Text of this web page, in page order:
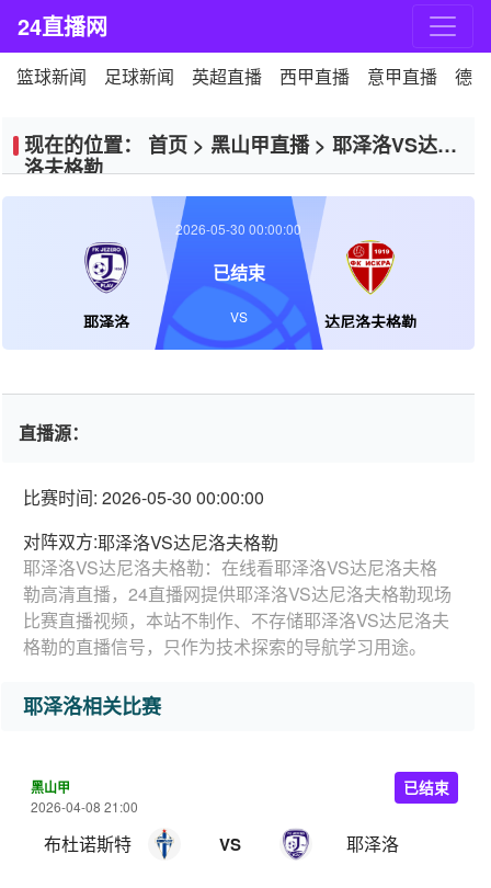
24直播网
篮球新闻 足球新闻 英超直播 西甲直播 意甲直播 德
现在的位置： 首页 > 黑山甲直播> 耶泽洛VS达尼
洛夫格勒
耶泽洛 达尼洛夫格勒
2026-05-30 00:00:00
已结束
VS
直播源：
比赛时间: 2026-05-30 00:00:00
对阵双方:耶泽洛VS达尼洛夫格勒
耶泽洛VS达尼洛夫格勒：在线看耶泽洛VS达尼洛夫格
勒高清直播，24直播网提供耶泽洛VS达尼洛夫格勒现场
比赛直播视频，本站不制作、不存储耶泽洛VS达尼洛夫
格勒的直播信号，只作为技术探索的导航学习用途。
耶泽洛相关比赛
黑山甲
2026-04-08 21:00
布杜诺斯特 VS 耶泽洛
已结束